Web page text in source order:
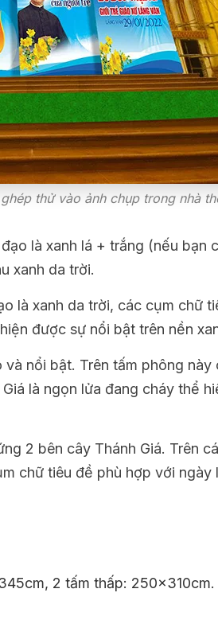
thử vào ảnh chụp trong nhà
là xanh lá + trắng (nếu bạn
xanh da trời.
là xanh da trời, các cụm chữ
được sự nổi bật trên nền
nổi bật. Trên tấm phông này
là ngọn lửa đang cháy thể
2 bên cây Thánh Giá. Trên
chữ tiêu đề phù hợp với ngày
2 tấm thấp: 250x310cm.